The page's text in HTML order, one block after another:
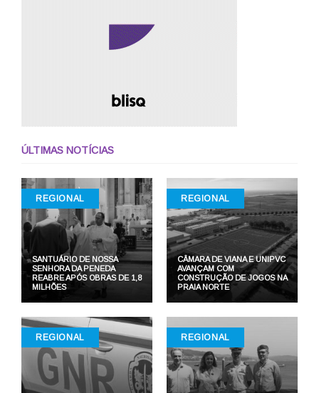
ÚLTIMAS NOTÍCIAS
REGIONAL
SANTUÁRIO DE NOSSA
SENHORA DA PENEDA
REABRE APÓS OBRAS DE 1,8
MILHÕES
REGIONAL
CÂMARA DE VIANA E UNIPVC
AVANÇAM COM
CONSTRUÇÃO DE JOGOS NA
PRAIA NORTE
REGIONAL REGIONAL